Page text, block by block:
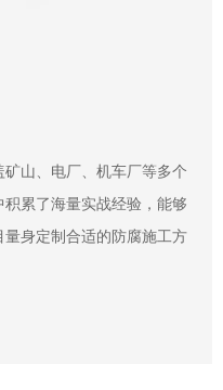
山、电厂、机车厂等多个
累了海量实战经验，能够
身定制合适的防腐施工方